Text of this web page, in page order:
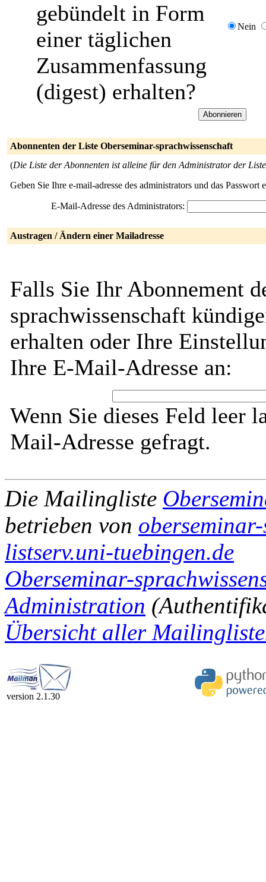
gebündelt in Form
einer täglichen
Zusammenfassung
(digest) erhalten?
Nein
Abonnenten der Liste Oberseminar-sprachwissenschaft
(Die Liste der Abonnenten ist alleine für den Administrator der
Geben Sie Ihre e-mail-adresse des administrators und das
E-Mail-Adresse des Administrators:
Austragen / Ändern einer Mailadresse
Falls Sie Ihr Abonnement
sprachwissenschaft
erhalten oder Ihre
Ihre E-Mail-Adresse an:
Wenn Sie dieses Feld leer
Mail-Adresse gefragt.
Die Mailingliste
betrieben von
listserv.uni-tuebingen.de
Oberseminar-
Administration
Übersicht aller
version 2.1.30